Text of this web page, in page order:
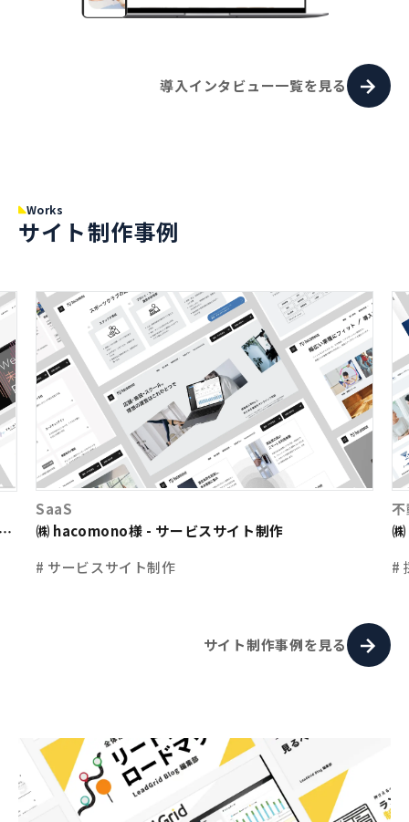
導入インタビュー一覧を見る
Works
サイト制作事例
SaaS
㈱ hacomono様 - サービスサイト制作
# サービスサイト制作
#
サイト制作事例を見る